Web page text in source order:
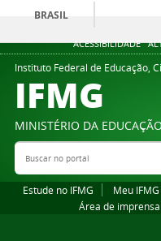
ACESSIBILIDADE
BRASIL
Instituto Federal de Educação,
IFMG
MINISTÉRIO DA EDUCAÇÃO
Buscar no portal
Estude no IFMG Meu IFMG
Área de imprensa